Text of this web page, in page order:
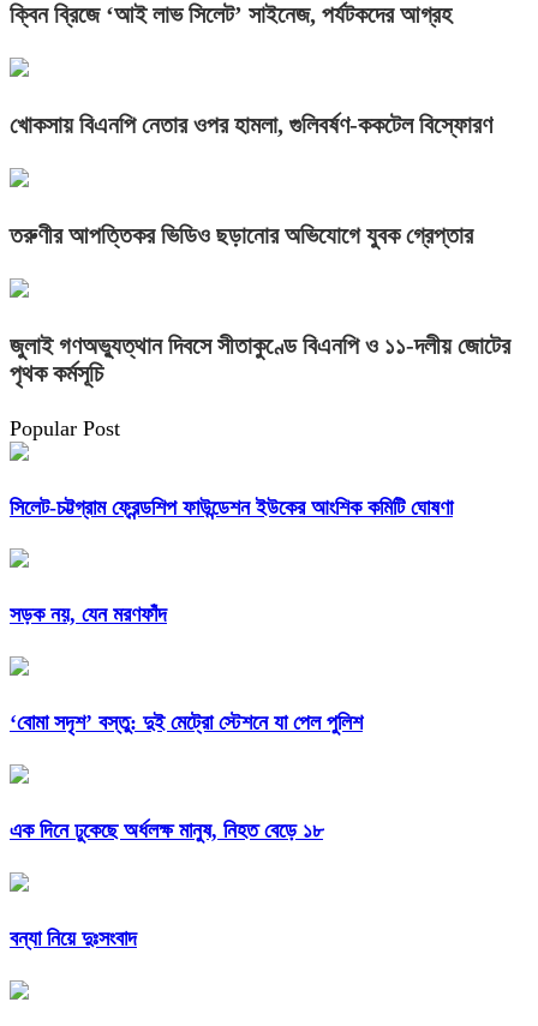
ক্বিন ব্রিজে ‘আই লাভ সিলেট’ সাইনেজ, পর্যটকদের আগ্রহ
খোকসায় বিএনপি নেতার ওপর হামলা, গুলিবর্ষণ-ককটেল বিস্ফোরণ
তরুণীর আপত্তিকর ভিডিও ছড়ানোর অভিযোগে যুবক গ্রেপ্তার
জুলাই গণঅভ্যুত্থান দিবসে সীতাকুণ্ডে বিএনপি ও ১১-দলীয় জোটের
পৃথক কর্মসূচি
Popular Post
সিলেট-চট্টগ্রাম ফ্রেন্ডশিপ ফাউন্ডেশন ইউকের আংশিক কমিটি ঘোষণা
সড়ক নয়, যেন মরণফাঁদ
‘বোমা সদৃশ’ বস্তু: দুই মেট্রো স্টেশনে যা পেল পুলিশ
এক দিনে ঢুকেছে অর্ধলক্ষ মানুষ, নিহত বেড়ে ১৮
বন্যা নিয়ে দুঃসংবাদ